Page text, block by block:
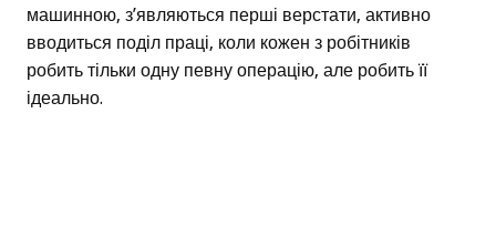
машинною, з’являються перші верстати, активно
вводиться поділ праці, коли кожен з робітників
робить тільки одну певну операцію, але робить її
ідеально.